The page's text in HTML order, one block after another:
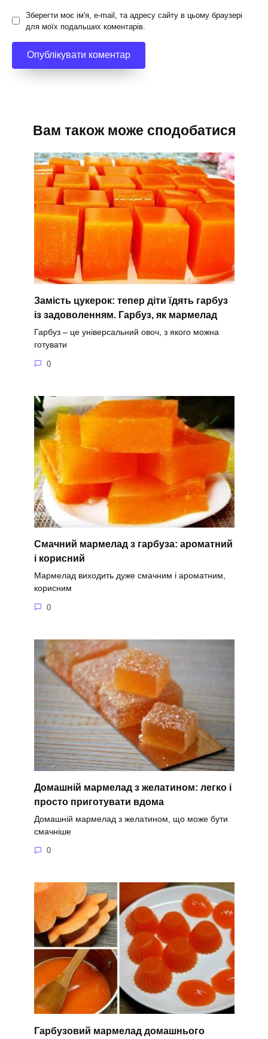
Зберегти моє ім'я, e-mail, та адресу сайту в цьому браузері
для моїх подальших коментарів.
Вам також може сподобатися
Замість цукерок: тепер діти їдять гарбуз
із задоволенням. Гарбуз, як мармелад
Гарбуз – це універсальний овоч, з якого можна
готувати
0
Смачний мармелад з гарбуза: ароматний
і корисний
Мармелад виходить дуже смачним і ароматним,
корисним
0
Домашній мармелад з желатином: легко і
просто приготувати вдома
Домашній мармелад з желатином, що може бути
смачніше
0
Гарбузовий мармелад домашнього